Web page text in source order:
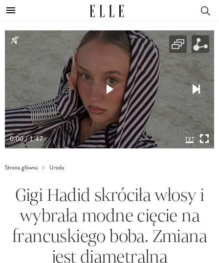
0:00 / 1:47
Strona główna Uroda
Gigi Hadid skróciła włosy i
wybrała modne cięcie na
francuskiego boba. Zmiana
jest diametralna